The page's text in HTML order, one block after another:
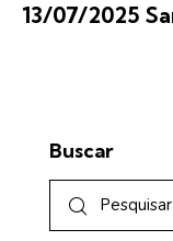
13/07/2025
Buscar